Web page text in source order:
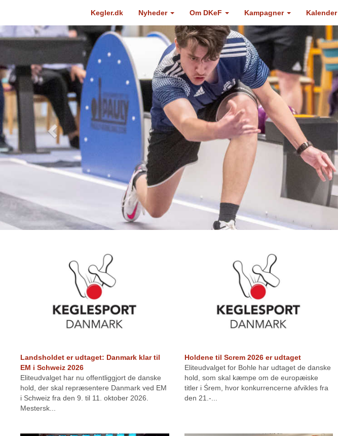
Kegler.dk Nyheder Om DKeF Kampagner Kalender
Previous
Landsholdet er udtaget: Danmark klar til
EM i Schweiz 2026
Eliteudvalget har nu offentliggjort de danske
hold, der skal repræsentere Danmark ved EM
i Schweiz fra den 9. til 11. oktober 2026.
Mestersk...
Holdene til Screm 2026 er udtaget
Eliteudvalget for Bohle har udtaget de danske
hold, som skal kæmpe om de europæiske
titler i Śrem, hvor konkurrencerne afvikles fra
den 21.-...